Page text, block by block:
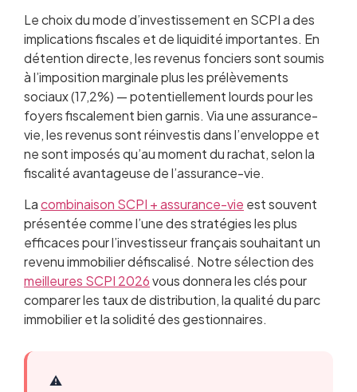
Le choix du mode d’investissement en SCPI a des
implications fiscales et de liquidité importantes. En
détention directe, les revenus fonciers sont soumis
à l’imposition marginale plus les prélèvements
sociaux (17,2%) — potentiellement lourds pour les
foyers fiscalement bien garnis. Via une assurance-
vie, les revenus sont réinvestis dans l’enveloppe et
ne sont imposés qu’au moment du rachat, selon la
fiscalité avantageuse de l’assurance-vie.
Lacombinaison SCPI + assurance-vie est souvent
présentée comme l’une des stratégies les plus
efficaces pour l’investisseur français souhaitant un
revenu immobilier défiscalisé. Notre sélection des
meilleures SCPI 2026vous donnera les clés pour
comparer les taux de distribution, la qualité du parc
immobilier et la solidité des gestionnaires.
⚠️